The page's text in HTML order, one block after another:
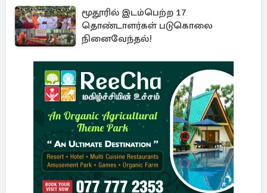
மூதூரில் இடம்பெற்ற 17
தொண்டாளர்கள் படுகொலை
நினைவேந்தல்!